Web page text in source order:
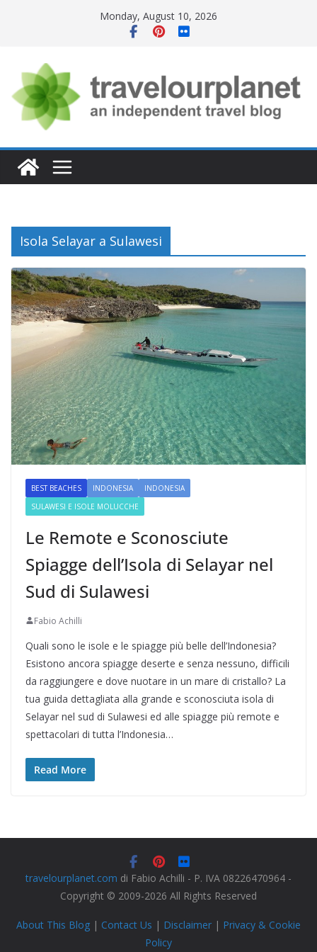
Monday, August 10, 2026
Isola Selayar a Sulawesi
BEST BEACHES INDONESIA
INDONESIA
SULAWESI E ISOLE MOLUCCHE
Le Remote e Sconosciute
Spiagge dell’Isola di Selayar nel
Sud di Sulawesi
Fabio Achilli
Quali sono le isole e le spiagge più belle dell’Indonesia?
Esistono ancora spiagge deserte e senza nessuno, difficili
da raggiungere e dove nuotare in un mare di cristallo? La
tua guida dettagliata alla grande e sconosciuta isola di
Selayar nel sud di Sulawesi ed alle spiagge più remote e
spettacolari di tutta l’Indonesia…
Read More
travelourplanet.com di Fabio Achilli - P. IVA 08226470964 -
Copyright © 2009-2026 All Rights Reserved
About This Blog | Contact Us | Disclaimer | Privacy & Cookie
Policy